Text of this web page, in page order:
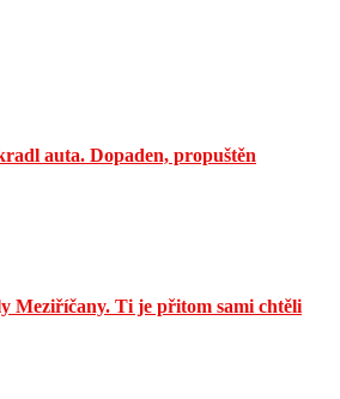
auta. Dopaden, propuštěn
Meziříčany. Ti je přitom sami chtěli